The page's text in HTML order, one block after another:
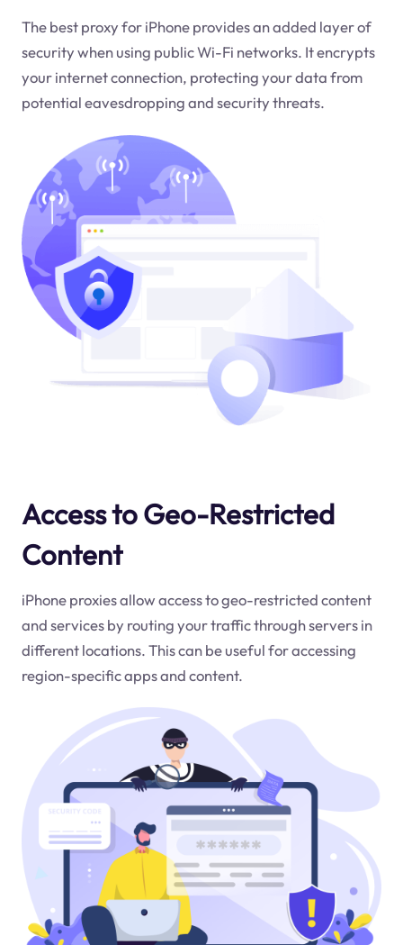
The best proxy for iPhone provides an added layer of
security when using public Wi-Fi networks. It encrypts
your internet connection, protecting your data from
potential eavesdropping and security threats.
Access to Geo-Restricted
Content
iPhone proxies allow access to geo-restricted content
and services by routing your traffic through servers in
different locations. This can be useful for accessing
region-specific apps and content.